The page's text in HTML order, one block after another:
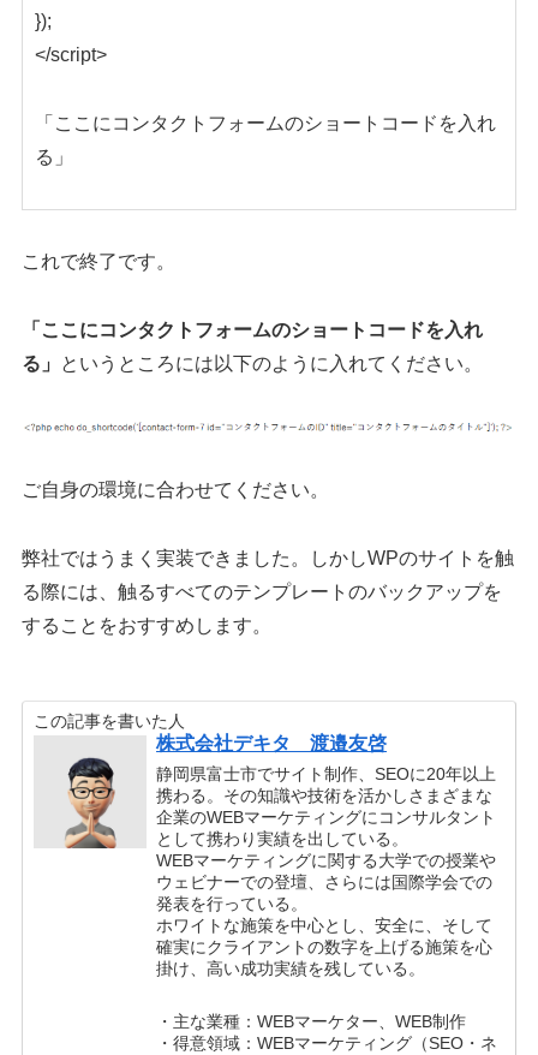
});
</script>
「ここにコンタクトフォームのショートコードを入れ
る」
これで終了です。
「ここにコンタクトフォームのショートコードを入れ
る」
というところには以下のように入れてください。
ご自身の環境に合わせてください。
弊社ではうまく実装できました。しかしWPのサイトを触
る際には、触るすべてのテンプレートのバックアップを
することをおすすめします。
この記事を書いた人
株式会社デキタ 渡邉友啓
静岡県富士市でサイト制作、SEOに20年以上
携わる。その知識や技術を活かしさまざまな
企業のWEBマーケティングにコンサルタント
として携わり実績を出している。
WEBマーケティングに関する大学での授業や
ウェビナーでの登壇、さらには国際学会での
発表を行っている。
ホワイトな施策を中心とし、安全に、そして
確実にクライアントの数字を上げる施策を心
掛け、高い成功実績を残している。
・主な業種：WEBマーケター、WEB制作
・得意領域：WEBマーケティング（SEO・ネ